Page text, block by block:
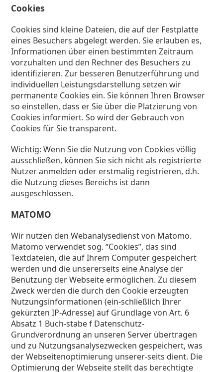
Cookies
Cookies sind kleine Dateien, die auf der Festplatte
eines Besuchers abgelegt werden. Sie erlauben es,
Informationen über einen bestimmten Zeitraum
vorzuhalten und den Rechner des Besuchers zu
identifizieren. Zur besseren Benutzerführung und
individuellen Leistungsdarstellung setzen wir
permanente Cookies ein. Sie können Ihren Browser
so einstellen, dass er Sie über die Platzierung von
Cookies informiert. So wird der Gebrauch von
Cookies für Sie transparent.
Wichtig: Wenn Sie die Nutzung von Cookies völlig
ausschließen, können Sie sich nicht als registrierte
Nutzer anmelden oder erstmalig registrieren, d.h.
die Nutzung dieses Bereichs ist dann
ausgeschlossen.
MATOMO
Wir nutzen den Webanalysedienst von Matomo.
Matomo verwendet sog. “Cookies”, das sind
Textdateien, die auf Ihrem Computer gespeichert
werden und die unsererseits eine Analyse der
Benutzung der Webseite ermöglichen. Zu diesem
Zweck werden die durch den Cookie erzeugten
Nutzungsinformationen (ein-schließlich Ihrer
gekürzten IP-Adresse) auf Grundlage von Art. 6
Absatz 1 Buch-stabe f Datenschutz-
Grundverordnung an unseren Server übertragen
und zu Nutzungsanalysezwecken gespeichert, was
der Webseitenoptimierung unserer-seits dient. Die
Optimierung der Webseite stellt das berechtigte